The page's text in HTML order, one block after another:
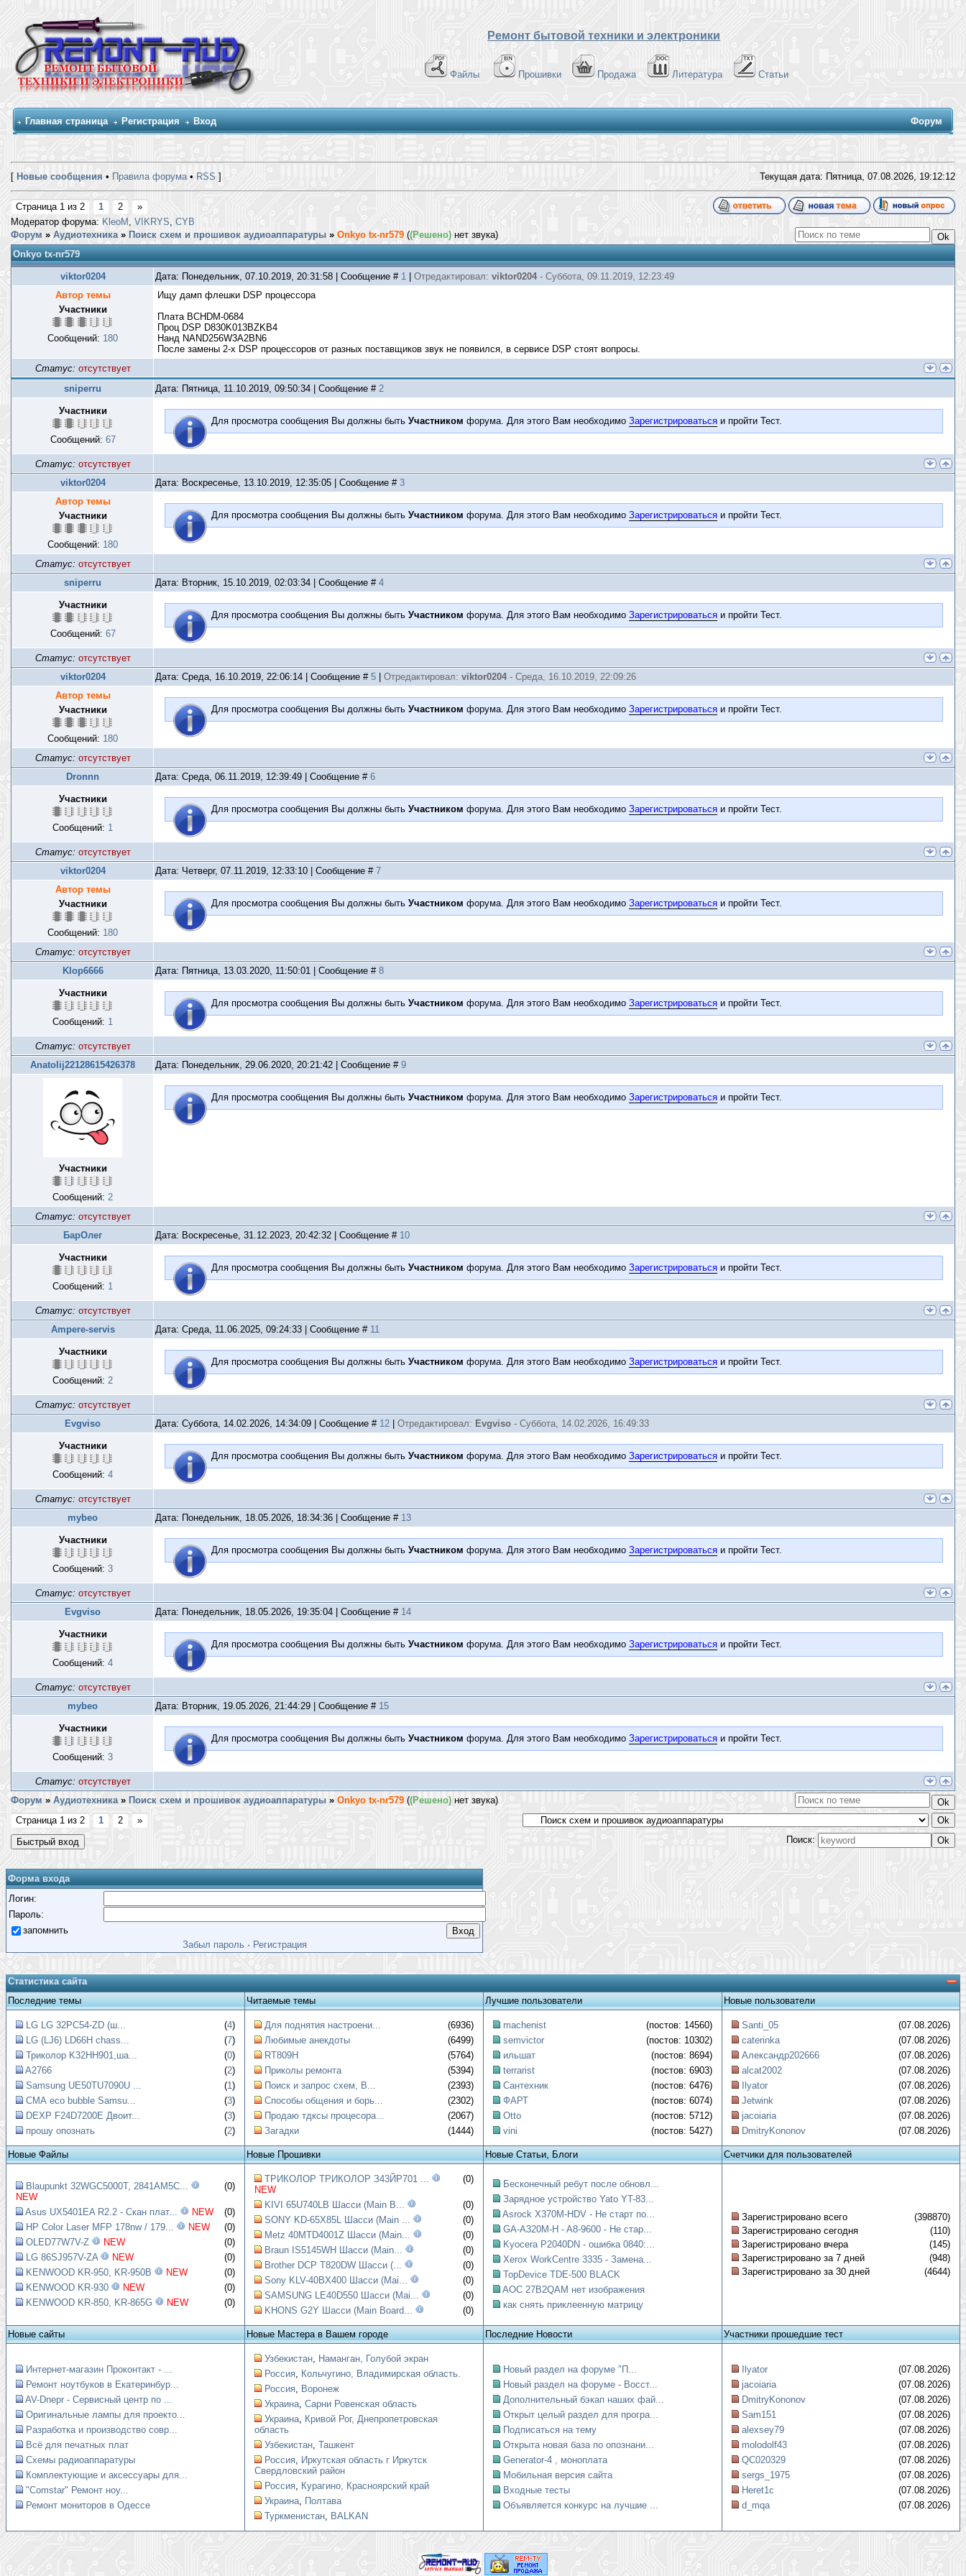
Ремонт бытовой техники и электроники
Файлы Прошивки Продажа Литература Статьи
Главная страница Регистрация Вход Форум
[ Новые сообщения • Правила форума• RSS ] Текущая дата: Пятница, 07.08.2026, 19:12:12
Страница 1 из 2 1 2
»
Модератор форума: KleoM , VIKRYS, CYB
Форум » Аудиотехника » Поиск схем и прошивок аудиоаппаратуры » Onkyo tx-nr579 ((Решено) нет звука)
Onkyo tx-nr579
viktor0204 Дата: Понедельник, 07.10.2019, 20:31:58 | Сообщение # 1 Отредактировал: viktor0204 - Суббота, 09.11.2019, 12:23:49
Автор темы
Участники
Сообщений: 180
Ищу дамп флешки DSP процессора
Плата BCHDM-0684
Проц DSP D830K013BZKB4
Нанд NAND256W3A2BN6
После замены 2-х DSP процессоров от разных поставщиков звук не появился, в сервисе DSP стоят вопросы.
Статус: отсутствует
sniperru
Дата: Пятница, 11.10.2019, 09:50:34 | Сообщение # 2
Участники
Сообщений: 67
Для просмотра сообщения Вы должны быть Участником форума. Для этого Вам необходимо Зарегистрироваться и пройти Тест.
Статус: отсутствует
viktor0204
Дата: Воскресенье, 13.10.2019, 12:35:05 | Сообщение # 3
Автор темы
Участники
Сообщений: 180
Для просмотра сообщения Вы должны быть Участником форума. Для этого Вам необходимо Зарегистрироваться и пройти Тест.
Статус: отсутствует
sniperru
Дата: Вторник, 15.10.2019, 02:03:34 | Сообщение # 4
Участники
Сообщений: 67
Для просмотра сообщения Вы должны быть Участником форума. Для этого Вам необходимо Зарегистрироваться и пройти Тест.
Статус: отсутствует
viktor0204
Дата: Среда, 16.10.2019, 22:06:14 | Сообщение # 5 Отредактировал: viktor0204 - Среда, 16.10.2019, 22:09:26
Автор темы
Участники
Сообщений: 180
Для просмотра сообщения Вы должны быть Участником форума. Для этого Вам необходимо Зарегистрироваться и пройти Тест.
Статус: отсутствует
Dronnn
Дата: Среда, 06.11.2019, 12:39:49 | Сообщение # 6
Участники
Сообщений: 1
Для просмотра сообщения Вы должны быть Участником форума. Для этого Вам необходимо Зарегистрироваться и пройти Тест.
Статус: отсутствует
viktor0204
Дата: Четверг, 07.11.2019, 12:33:10 | Сообщение # 7
Автор темы
Участники
Сообщений: 180
Для просмотра сообщения Вы должны быть Участником форума. Для этого Вам необходимо Зарегистрироваться и пройти Тест.
Статус: отсутствует
Klop6666
Дата: Пятница, 13.03.2020, 11:50:01 | Сообщение # 8
Участники
Сообщений: 1
Для просмотра сообщения Вы должны быть Участником форума. Для этого Вам необходимо Зарегистрироваться и пройти Тест.
Статус: отсутствует
Anatolij22128615426378
Дата: Понедельник, 29.06.2020, 20:21:42 | Сообщение # 9
Участники
Сообщений: 2
Для просмотра сообщения Вы должны быть Участником форума. Для этого Вам необходимо Зарегистрироваться и пройти Тест.
Статус: отсутствует
БарОлег
Дата: Воскресенье, 31.12.2023, 20:42:32 | Сообщение # 10
Участники
Сообщений: 1
Для просмотра сообщения Вы должны быть Участником форума. Для этого Вам необходимо Зарегистрироваться и пройти Тест.
Статус: отсутствует
Ampere-servis
Дата: Среда, 11.06.2025, 09:24:33 | Сообщение # 11
Участники
Сообщений: 2
Для просмотра сообщения Вы должны быть Участником форума. Для этого Вам необходимо Зарегистрироваться и пройти Тест.
Статус: отсутствует
Evgviso
Дата: Суббота, 14.02.2026, 14:34:09 | Сообщение # 12 Отредактировал: Evgviso - Суббота, 14.02.2026, 16:49:33
Участники
Сообщений: 4
Для просмотра сообщения Вы должны быть Участником форума. Для этого Вам необходимо Зарегистрироваться и пройти Тест.
Статус: отсутствует
mybeo
Дата: Понедельник, 18.05.2026, 18:34:36 | Сообщение # 13
Участники
Сообщений: 3
Для просмотра сообщения Вы должны быть Участником форума. Для этого Вам необходимо Зарегистрироваться и пройти Тест.
Статус: отсутствует
Evgviso
Дата: Понедельник, 18.05.2026, 19:35:04 | Сообщение # 14
Участники
Сообщений: 4
Для просмотра сообщения Вы должны быть Участником форума. Для этого Вам необходимо Зарегистрироваться и пройти Тест.
Статус: отсутствует
mybeo
Дата: Вторник, 19.05.2026, 21:44:29 | Сообщение # 15
Участники
Сообщений: 3
Для просмотра сообщения Вы должны быть Участником форума. Для этого Вам необходимо Зарегистрироваться и пройти Тест.
Статус: отсутствует
Форум » Аудиотехника » Поиск схем и прошивок аудиоаппаратуры » Onkyo tx-nr579 ((Решено) нет звука)
Страница 1 из 2 1 2
»
Поиск:
Форма входа
Логин:
Пароль:
запомнить
Забыл пароль · Регистрация
Статистика сайта
Последние темы
Читаемые темы Лучшие пользователи Новые пользователи
LG LG 32PC54-ZD (ш... (4)
LG (LJ6) LD66H chass...
(7)
Триколор K32HH901,ша...
(0)
A2766
(2)
Samsung UE50TU7090U ...
(1)
СМА eco bubble Samsu...
(3)
DEXP F24D7200E Двоит...
(3)
прошу опознать
(2)
Для поднятия настроени...
(6936)
Любимые анекдоты
(6499)
RT809H
(5764)
Приколы ремонта
(5394)
Поиск и запрос схем, B...
(2393)
Способы общения и борь...
(2302)
Продаю тдксы процесора...
(2067)
Загадки
(1444)
machenist
(постов: 14560)
semvictor
(постов: 10302)
ильшат
(постов: 8694)
terrarist
(постов: 6903)
Сантехник
(постов: 6476)
ФАРТ
(постов: 6074)
Otto
(постов: 5712)
vini
(постов: 5427)
Santi_05
(07.08.2026)
caterinka
(07.08.2026)
Александр202666
(07.08.2026)
alcat2002
(07.08.2026)
Ilyator
(07.08.2026)
Jetwink
(07.08.2026)
jacoiaria
(07.08.2026)
DmitryKononov
(07.08.2026)
Новые Файлы Новые Прошивки Новые Статьи, Блоги Счетчики для пользователей
Blaupunkt 32WGC5000T, 2841AM5C...
NEW
(0)
Asus UX5401EA R2.2 - Скан плат... NEW
(0)
HP Color Laser MFP 178nw / 179...
NEW
(0)
OLED77W7V-Z
NEW
(0)
LG 86SJ957V-ZA
NEW
(0)
KENWOOD KR-950, KR-950B
NEW
(0)
KENWOOD KR-930
NEW
(0)
KENWOOD KR-850, KR-865G
NEW (0)
ТРИКОЛОР ТРИКОЛОР З43ЙР701 ...
NEW
(0)
KIVI 65U740LB Шасси (Main B...
(0)
SONY KD-65X85L Шасси (Main ...
(0)
Metz 40MTD4001Z Шасси (Main...
(0)
Braun IS5145WH Шасси (Main...
(0)
Brother DCP T820DW Шасси (...
(0)
Sony KLV-40BX400 Шасси (Mai...
(0)
SAMSUNG LE40D550 Шасси (Mai...
(0)
KHONS G2Y Шасси (Main Board...
(0)
Бесконечный ребут после обновл...
Зарядное устройство Yato YT-83...
Asrock X370M-HDV - Не старт по...
GA-A320M-H - A8-9600 - Не стар...
Kyocera P2040DN - ошибка 0840:...
Xerox WorkCentre 3335 - Замена...
TopDevice TDE-500 BLACK
AOC 27B2QAM нет изображения
как снять приклеенную матрицу
Зарегистрировано всего
(398870)
Зарегистрировано сегодня
(110)
Зарегистрировано вчера
(145)
Зарегистрировано за 7 дней
(948)
Зарегистрировано за 30 дней
(4644)
Новые сайты Новые Мастера в Вашем городе Последние Новости Участники прошедшие тест
Интернет-магазин Проконтакт - ...
Ремонт ноутбуков в Екатеринбур...
AV-Dnepr - Сервисный центр по ...
Оригинальные лампы для проекто...
Разработка и производство совр...
Всё для печатных плат
Схемы радиоаппаратуры
Комплектующие и аксессуары для...
"Comstar" Ремонт ноу...
Ремонт мониторов в Одессе
Узбекистан, Наманган, Голубой экран
Россия, Кольчугино, Владимирская область.
Россия, Воронеж
Украина, Сарни Ровенская область
Украина, Кривой Рог, Днепропетровская
область
Узбекистан, Ташкент
Россия, Иркутская область г Иркутск
Свердловский район
Россия, Курагино, Красноярский край
Украина, Полтава
Туркменистан, BALKAN
Новый раздел на форуме "П...
Новый раздел на форуме - Восст...
Дополнительный бэкап наших фай...
Открыт целый раздел для програ...
Подписаться на тему
Открыта новая база по опознани...
Generator-4 , моноплата
Мобильная версия сайта
Входные тесты
Объявляется конкурс на лучшие ...
Ilyator
(07.08.2026)
jacoiaria
(07.08.2026)
DmitryKononov
(07.08.2026)
Sam151
(07.08.2026)
alexsey79
(07.08.2026)
molodolf43
(07.08.2026)
QC020329
(07.08.2026)
sergs_1975
(07.08.2026)
Heret1c
(07.08.2026)
d_mqa
(07.08.2026)